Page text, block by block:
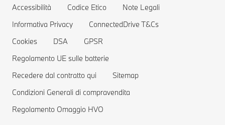
Prenota un Test Drive
Gamma auto elettriche
Costi delle auto elettriche
Vetture Plug-in Hybrid
Accessibilità
Codice Etico
Note Legali
Informativa Privacy
ConnectedDrive T&Cs
Cookies
DSA
GPSR
Regolamento UE sulle batterie
Recedere dal contratto qui
Sitemap
Condizioni Generali di compravendita
Regolamento Omaggio HVO